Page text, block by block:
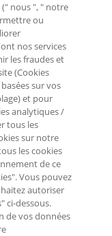
nous ", " notre
ou
nos services
les fraudes et
(Cookies
sur vos
et pour
analytiques /
tous les
sur notre
les cookies
de ce
Vous pouvez
autoriser
ci-dessous.
de vos données